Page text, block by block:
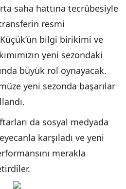
saha hattına tecrübesiyle
resmi
Küçük’ün bilgi birikimi ve
yeni sezondaki
büyük rol oynayacak.
yeni sezonda başarılar
da sosyal medyada
karşıladı ve yeni
merakla